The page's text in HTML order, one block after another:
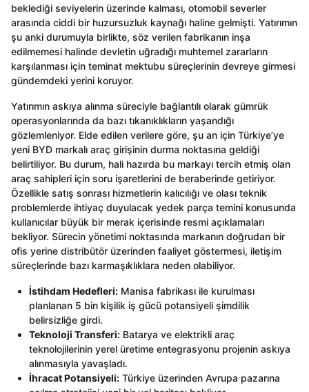
beklediği seviyelerin üzerinde kalması, otomobil severler
arasında ciddi bir huzursuzluk kaynağı haline gelmişti. Yatırımın
şu anki durumuyla birlikte, söz verilen fabrikanın inşa
edilmemesi halinde devletin uğradığı muhtemel zararların
karşılanması için teminat mektubu süreçlerinin devreye girmesi
gündemdeki yerini koruyor.
Yatırımın askıya alınma süreciyle bağlantılı olarak gümrük
operasyonlarında da bazı tıkanıklıkların yaşandığı
gözlemleniyor. Elde edilen verilere göre, şu an için Türkiye’ye
yeni BYD markalı araç girişinin durma noktasına geldiği
belirtiliyor. Bu durum, hali hazırda bu markayı tercih etmiş olan
araç sahipleri için soru işaretlerini de beraberinde getiriyor.
Özellikle satış sonrası hizmetlerin kalıcılığı ve olası teknik
problemlerde ihtiyaç duyulacak yedek parça temini konusunda
kullanıcılar büyük bir merak içerisinde resmi açıklamaları
bekliyor. Sürecin yönetimi noktasında markanın doğrudan bir
ofis yerine distribütör üzerinden faaliyet göstermesi, iletişim
süreçlerinde bazı karmaşıklıklara neden olabiliyor.
İstihdam Hedefleri: Manisa fabrikası ile kurulması
planlanan 5 bin kişilik iş gücü potansiyeli şimdilik
belirsizliğe girdi.
Teknoloji Transferi: Batarya ve elektrikli araç
teknolojilerinin yerel üretime entegrasyonu projenin askıya
alınmasıyla yavaşladı.
İhracat Potansiyeli: Türkiye üzerinden Avrupa pazarına